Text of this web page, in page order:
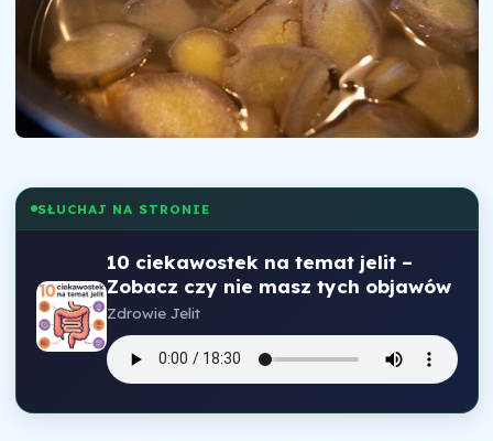
SŁUCHAJ NA STRONIE
10 ciekawostek na temat jelit –
Zobacz czy nie masz tych objawów
Zdrowie Jelit